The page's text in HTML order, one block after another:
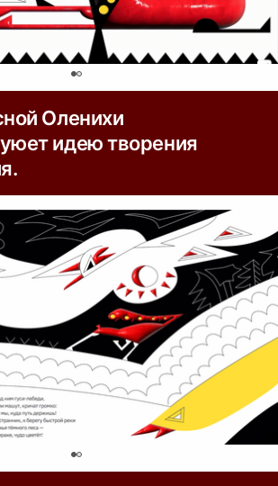
Оленихи
идею творения